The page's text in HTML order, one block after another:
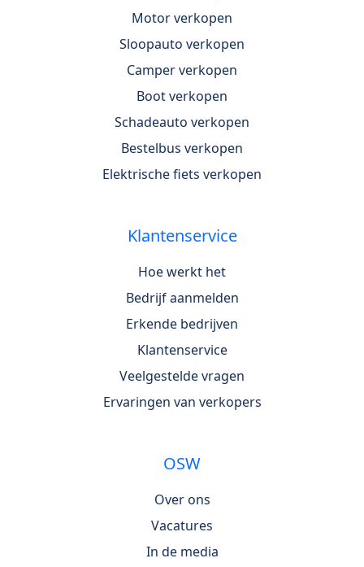
Motor verkopen
Sloopauto verkopen
Camper verkopen
Boot verkopen
Schadeauto verkopen
Bestelbus verkopen
Elektrische fiets verkopen
Klantenservice
Hoe werkt het
Bedrijf aanmelden
Erkende bedrijven
Klantenservice
Veelgestelde vragen
Ervaringen van verkopers
OSW
Over ons
Vacatures
In de media